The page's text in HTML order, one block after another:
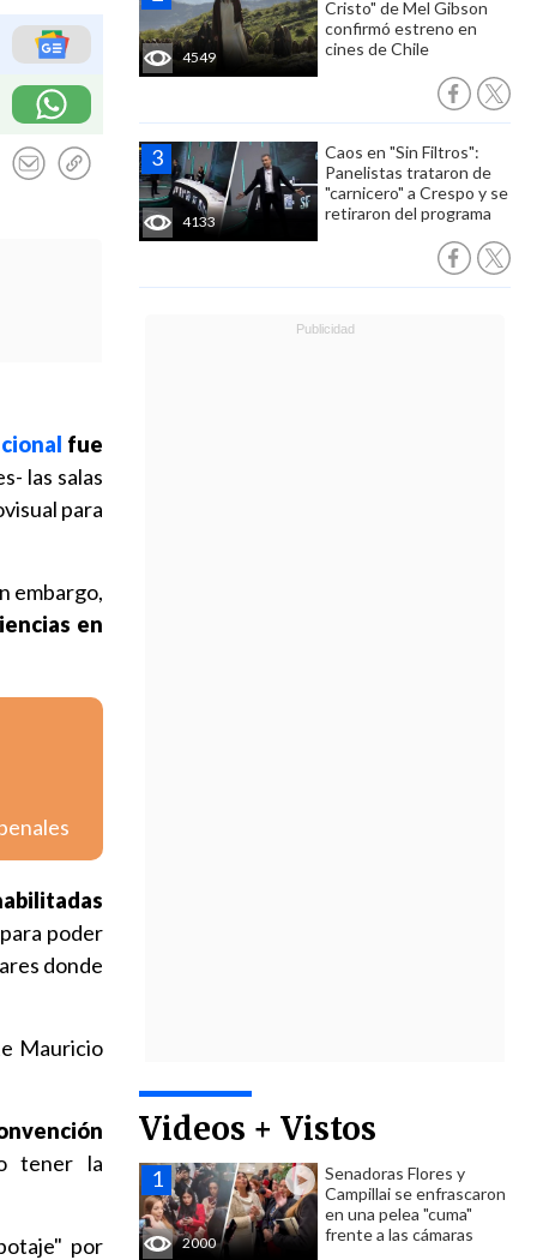
4549
Cristo" de Mel Gibson
confirmó estreno en
cines de Chile
4133
Caos en "Sin Filtros":
Panelistas trataron de
"carnicero" a Crespo y se
retiraron del programa
Videos + Vistos
2000
Senadoras Flores y
Campillai se enfrascaron
en una pelea "cuma"
frente a las cámaras
fue
las salas
para
embargo,
en
poder
donde
Mauricio
tener la
por